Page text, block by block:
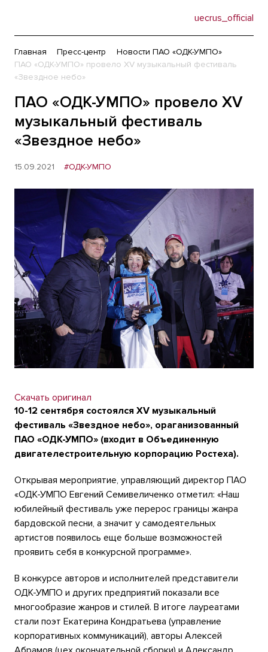
uecrus_official
Главная Пресс-центр
Новости ПАО «ОДК-УМПО»
ПАО «ОДК-УМПО» провело XV музыкальный фестиваль
«Звездное небо»
ПАО «ОДК-УМПО» провело XV
музыкальный фестиваль
«Звездное небо»
15.09.2021 #ОДК-УМПО
Скачать оригинал
10-12 сентября состоялся XV музыкальный
фестиваль «Звездное небо», ораганизованный
ПАО «ОДК-УМПО» (входит в Объединенную
двигателестроительную корпорацию Ростеха).
Открывая мероприятие, управляющий директор ПАО
«ОДК-УМПО Евгений Семивеличенко отметил: «Наш
юбилейный фестиваль уже перерос границы жанра
бардовской песни, а значит у самодеятельных
артистов появилось еще больше возможностей
проявить себя в конкурсной программе».
В конкурсе авторов и исполнителей представители
ОДК-УМПО и других предприятий показали все
многообразие жанров и стилей. В итоге лауреатами
стали поэт Екатерина Кондратьева (управление
корпоративных коммуникаций), авторы Алексей